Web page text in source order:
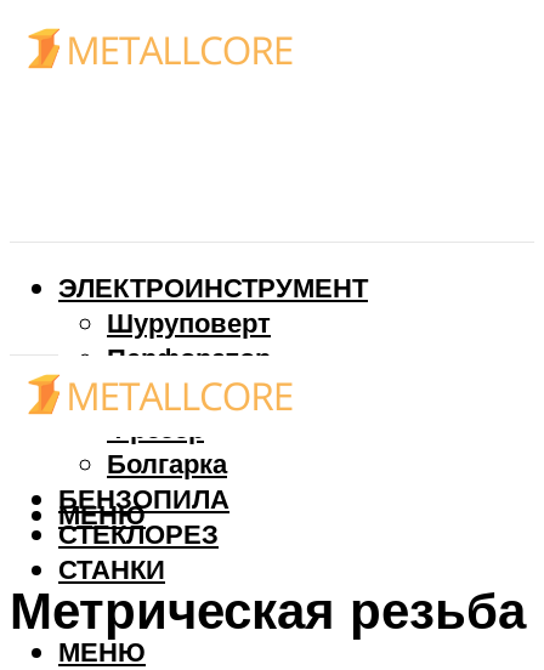
ЭЛЕКТРОИНСТРУМЕНТ
Шуруповерт
Перфоратор
Дрель
Фрезер
Болгарка
БЕНЗОПИЛА
СТЕКЛОРЕЗ
СТАНКИ
МЕНЮ
МЕНЮ
Метрическая резьба